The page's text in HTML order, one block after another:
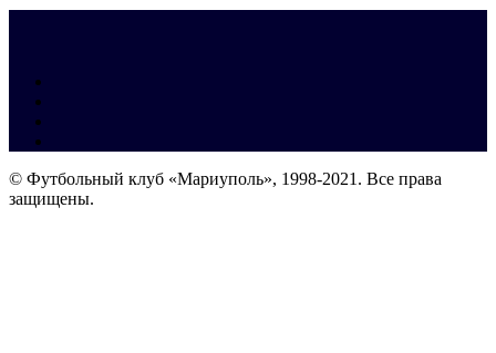
© Футбольный клуб «Мариуполь», 1998-2021. Все права
защищены.